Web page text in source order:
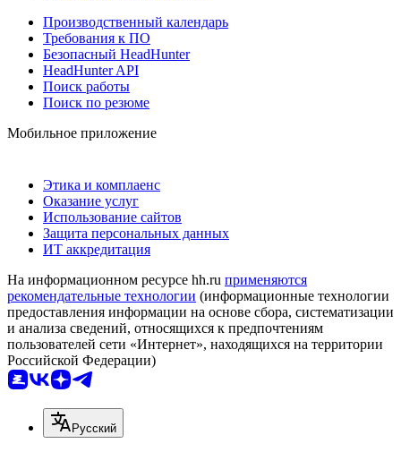
Производственный календарь
Требования к ПО
Безопасный HeadHunter
HeadHunter API
Поиск работы
Поиск по резюме
Мобильное приложение
Этика и комплаенс
Оказание услуг
Использование сайтов
Защита персональных данных
ИТ аккредитация
На информационном ресурсе hh.ru применяются
рекомендательные технологии (информационные технологии
предоставления информации на основе сбора, систематизации
и анализа сведений, относящихся к предпочтениям
пользователей сети «Интернет», находящихся на территории
Российской Федерации)
Русский